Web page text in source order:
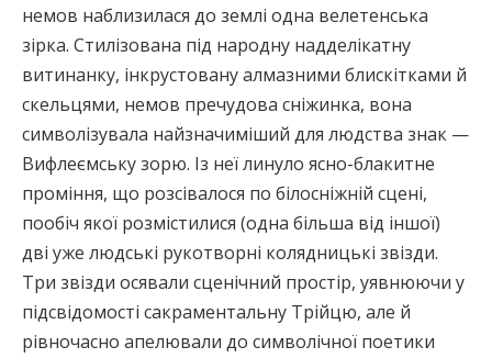
немов наблизилася до землі одна велетенська
зірка. Стилізована під народну надделікатну
витинанку, інкрустовану алмазними блискітками й
скельцями, немов пречудова сніжинка, вона
символізувала найзначиміший для людства знак —
Вифлеємську зорю. Із неї линуло ясно-блакитне
проміння, що розсівалося по білосніжній сцені,
пообіч якої розмістилися (одна більша від іншої)
дві уже людські рукотворні колядницькі звізди.
Три звізди осявали сценічний простір, уявнюючи у
підсвідомості сакраментальну Трійцю, але й
рівночасно апелювали до символічної поетики